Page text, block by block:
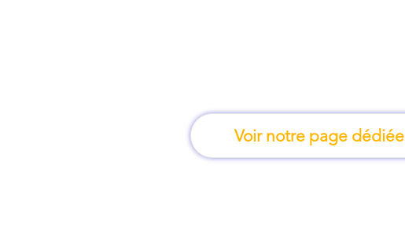
Voir notre page dédiée